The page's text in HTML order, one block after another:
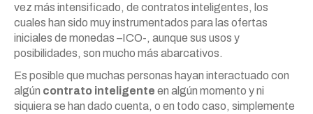
vez más intensificado, de contratos inteligentes, los
cuales han sido muy instrumentados para las ofertas
iniciales de monedas –ICO-, aunque sus usos y
posibilidades, son mucho más abarcativos.
Es posible que muchas personas hayan interactuado con
algún contrato inteligente en algún momento y ni
siquiera se han dado cuenta, o en todo caso, simplemente